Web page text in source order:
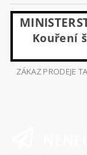
Kouření
ZÁKAZ PRODEJE